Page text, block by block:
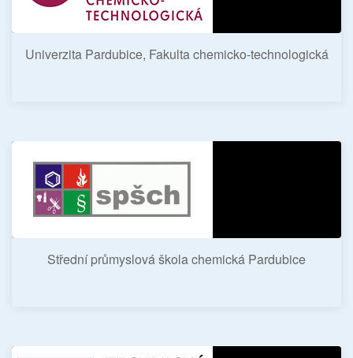
Univerzita Pardubice, Fakulta chemicko-technologická
Střední průmyslová škola chemická Pardubice